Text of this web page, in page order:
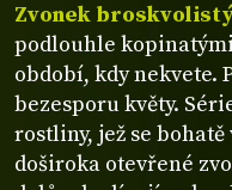
Zvonek
podlouhle
období, kdy nekvete.
bezesporu květy.
rostliny, jež se
doširoka otevřené